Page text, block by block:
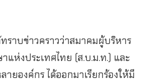
ราบข่าวคราวว่าสมาคมผู้บริหาร
แห่งประเทศไทย (ส.บ.ม.ท.) และ
ายองค์กร ได้ออกมาเรียกร้องให้มี